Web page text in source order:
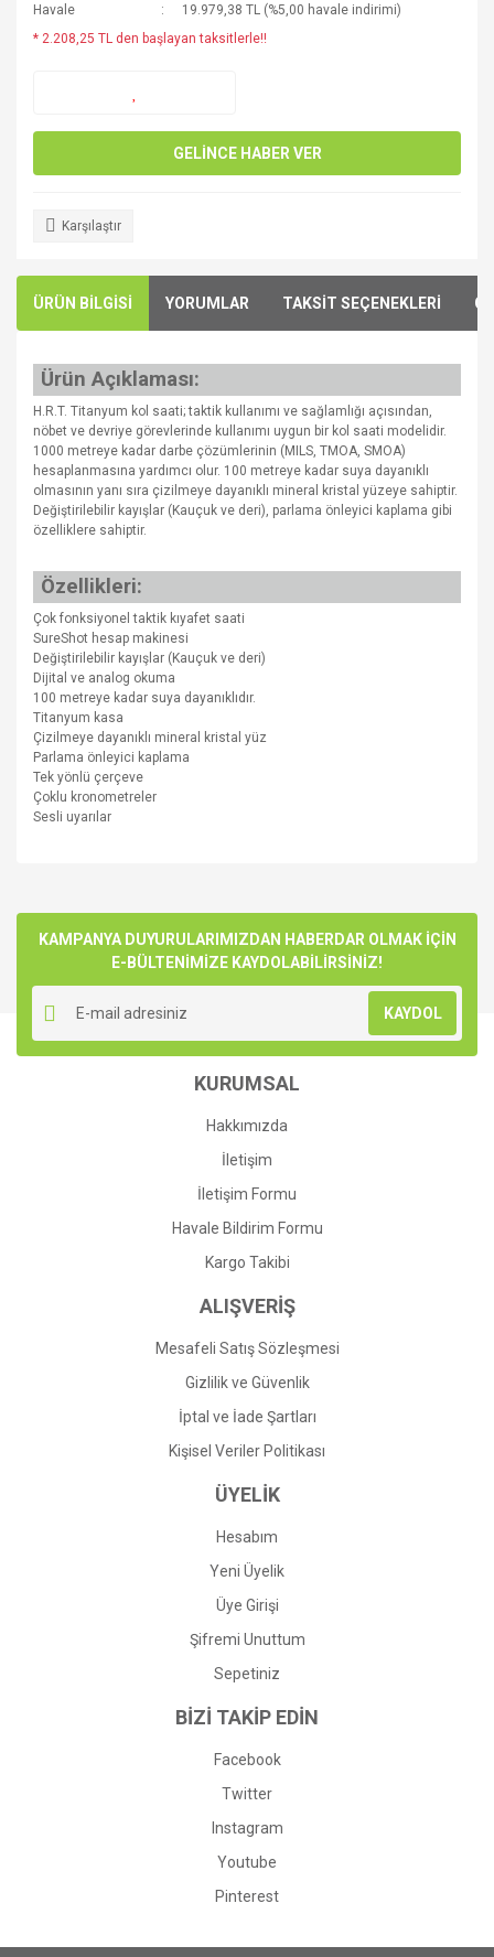
Havale
19.979,38 TL (%5,00 havale indirimi)
* 2.208,25 TL den başlayan taksitlerle!!
GELİNCE HABER VER
Karşılaştır
ÜRÜN BİLGİSİ YORUMLAR TAKSİT SEÇENEKLERİ
Ürün Açıklaması:
H.R.T. Titanyum kol saati; taktik kullanımı ve sağlamlığı açısından,
nöbet ve devriye görevlerinde kullanımı uygun bir kol saati modelidir.
1000 metreye kadar darbe çözümlerinin (MILS, TMOA, SMOA)
hesaplanmasına yardımcı olur. 100 metreye kadar suya dayanıklı
olmasının yanı sıra çizilmeye dayanıklı mineral kristal yüzeye sahiptir.
Değiştirilebilir kayışlar (Kauçuk ve deri), parlama önleyici kaplama gibi
özelliklere sahiptir.
Özellikleri:
Çok fonksiyonel taktik kıyafet saati
SureShot hesap makinesi
Değiştirilebilir kayışlar (Kauçuk ve deri)
Dijital ve analog okuma
100 metreye kadar suya dayanıklıdır.
Titanyum kasa
Çizilmeye dayanıklı mineral kristal yüz
Parlama önleyici kaplama
Tek yönlü çerçeve
Çoklu kronometreler
Sesli uyarılar
Yorum Yaz
kullanarak tarafımıza iletebilirsiniz.
Görüş ve önerileriniz için teşekkür ederiz.
Ürün resmi kalitesiz, bozuk veya görüntülenemiyor.
Ürün açıklamasında eksik bilgiler bulunuyor.
Ürün bilgilerinde hatalar bulunuyor.
Ürün fiyatı diğer sitelerden daha pahalı.
Gönder
KAMPANYA DUYURULARIMIZDAN HABERDAR OLMAK İÇİN
E-BÜLTENİMİZE KAYDOLABİLİRSİNİZ!
KAYDOL
KURUMSAL
Hakkımızda
İletişim
İletişim Formu
Havale Bildirim Formu
Kargo Takibi
ALIŞVERİŞ
Mesafeli Satış Sözleşmesi
Gizlilik ve Güvenlik
İptal ve İade Şartları
Kişisel Veriler Politikası
ÜYELİK
Hesabım
Yeni Üyelik
Üye Girişi
Şifremi Unuttum
Sepetiniz
BİZİ TAKİP EDİN
Facebook
Twitter
Instagram
Youtube
Pinterest